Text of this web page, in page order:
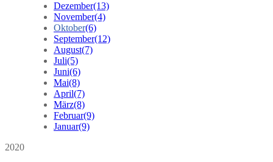
Dezember(13)
November(4)
Oktober(6)
September(12)
August(7)
Juli(5)
Juni(6)
Mai(8)
April(7)
März(8)
Februar(9)
Januar(9)
2020